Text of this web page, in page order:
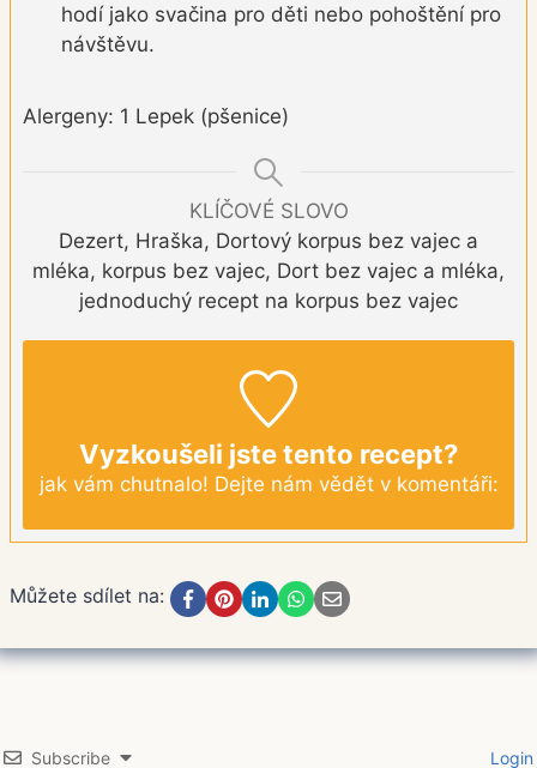
hodí jako svačina pro děti nebo pohoštění pro
návštěvu.
Alergeny: 1 Lepek (pšenice)
KLÍČOVÉ SLOVO
Dezert, Hraška, Dortový korpus bez vajec a
mléka, korpus bez vajec, Dort bez vajec a mléka,
jednoduchý recept na korpus bez vajec
Vyzkoušeli jste tento recept?
jak vám chutnalo! Dejte nám vědět v komentáři:
Můžete sdílet na:
Subscribe Login